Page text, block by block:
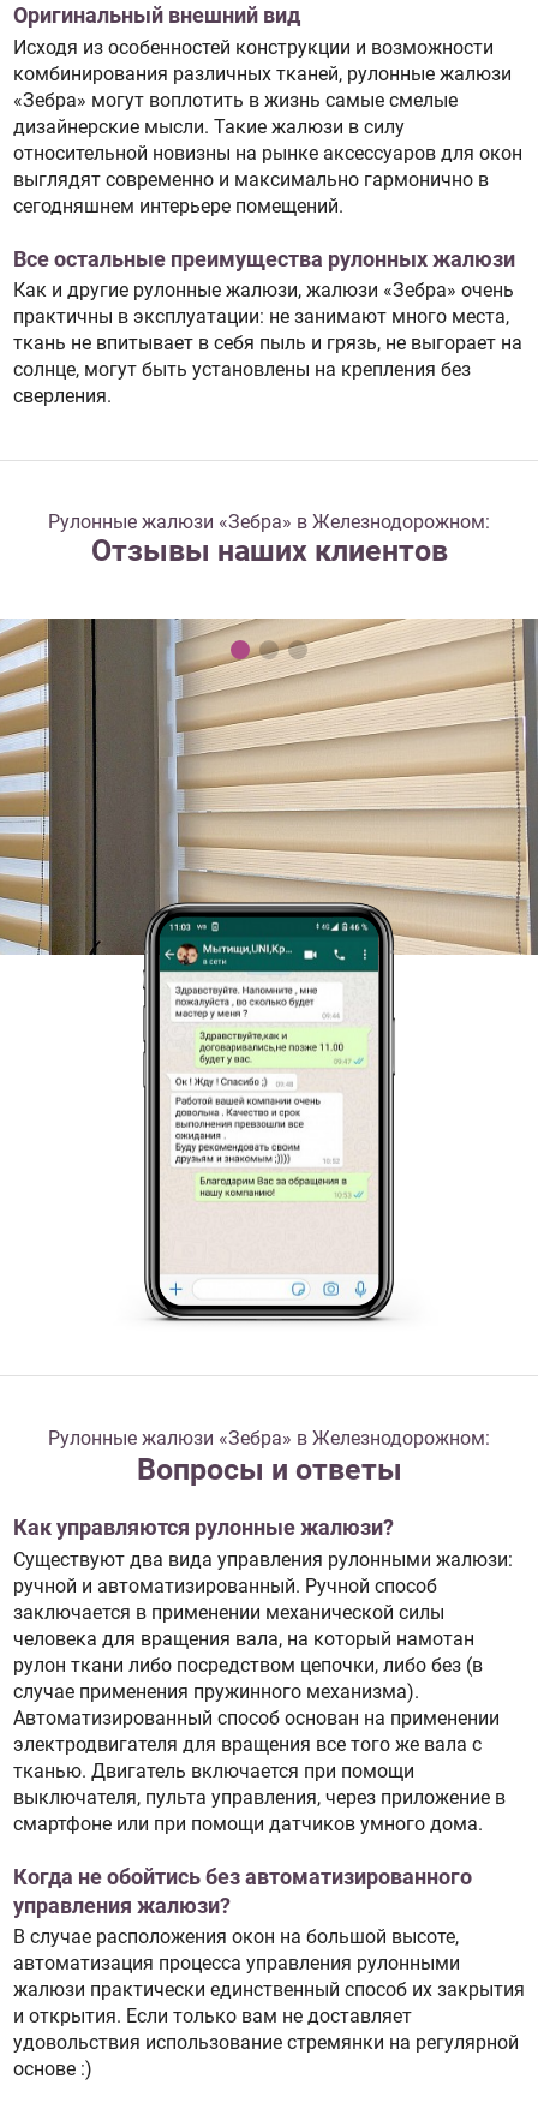
Оригинальный внешний вид
Исходя из особенностей конструкции и возможности
комбинирования различных тканей, рулонные жалюзи
«Зебра» могут воплотить в жизнь самые смелые
дизайнерские мысли. Такие жалюзи в силу
относительной новизны на рынке аксессуаров для окон
выглядят современно и максимально гармонично в
сегодняшнем интерьере помещений.
Все остальные преимущества рулонных жалюзи
Как и другие рулонные жалюзи, жалюзи «Зебра» очень
практичны в эксплуатации: не занимают много места,
ткань не впитывает в себя пыль и грязь, не выгорает на
солнце, могут быть установлены на крепления без
сверления.
Рулонные жалюзи «Зебра» в Железнодорожном:
Отзывы наших клиентов
Рулонные жалюзи «Зебра» в Железнодорожном:
Вопросы и ответы
Как управляются рулонные жалюзи?
Существуют два вида управления рулонными жалюзи:
ручной и автоматизированный. Ручной способ
заключается в применении механической силы
человека для вращения вала, на который намотан
рулон ткани либо посредством цепочки, либо без (в
случае применения пружинного механизма).
Автоматизированный способ основан на применении
электродвигателя для вращения все того же вала с
тканью. Двигатель включается при помощи
выключателя, пульта управления, через приложение в
смартфоне или при помощи датчиков умного дома.
Когда не обойтись без автоматизированного
управления жалюзи?
В случае расположения окон на большой высоте,
автоматизация процесса управления рулонными
жалюзи практически единственный способ их закрытия
и открытия. Если только вам не доставляет
удовольствия использование стремянки на регулярной
основе :)